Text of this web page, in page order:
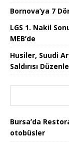
Bornova’ya 7
LGS 1. Nakil
MEB’de
Husiler, Suudi
Saldırısı
Bursa’da
otobüsler